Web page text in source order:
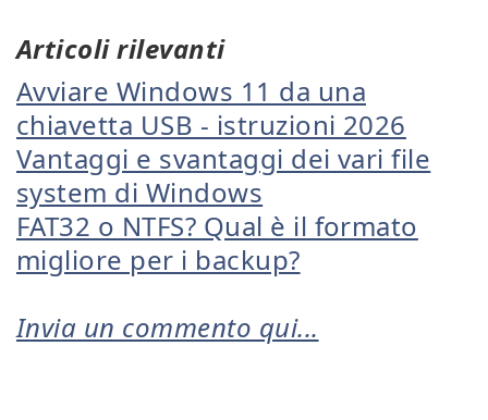
Articoli rilevanti
Avviare Windows 11 da una
chiavetta USB - istruzioni 2026
Vantaggi e svantaggi dei vari file
system di Windows
FAT32 o NTFS? Qual è il formato
migliore per i backup?
Invia un commento qui...